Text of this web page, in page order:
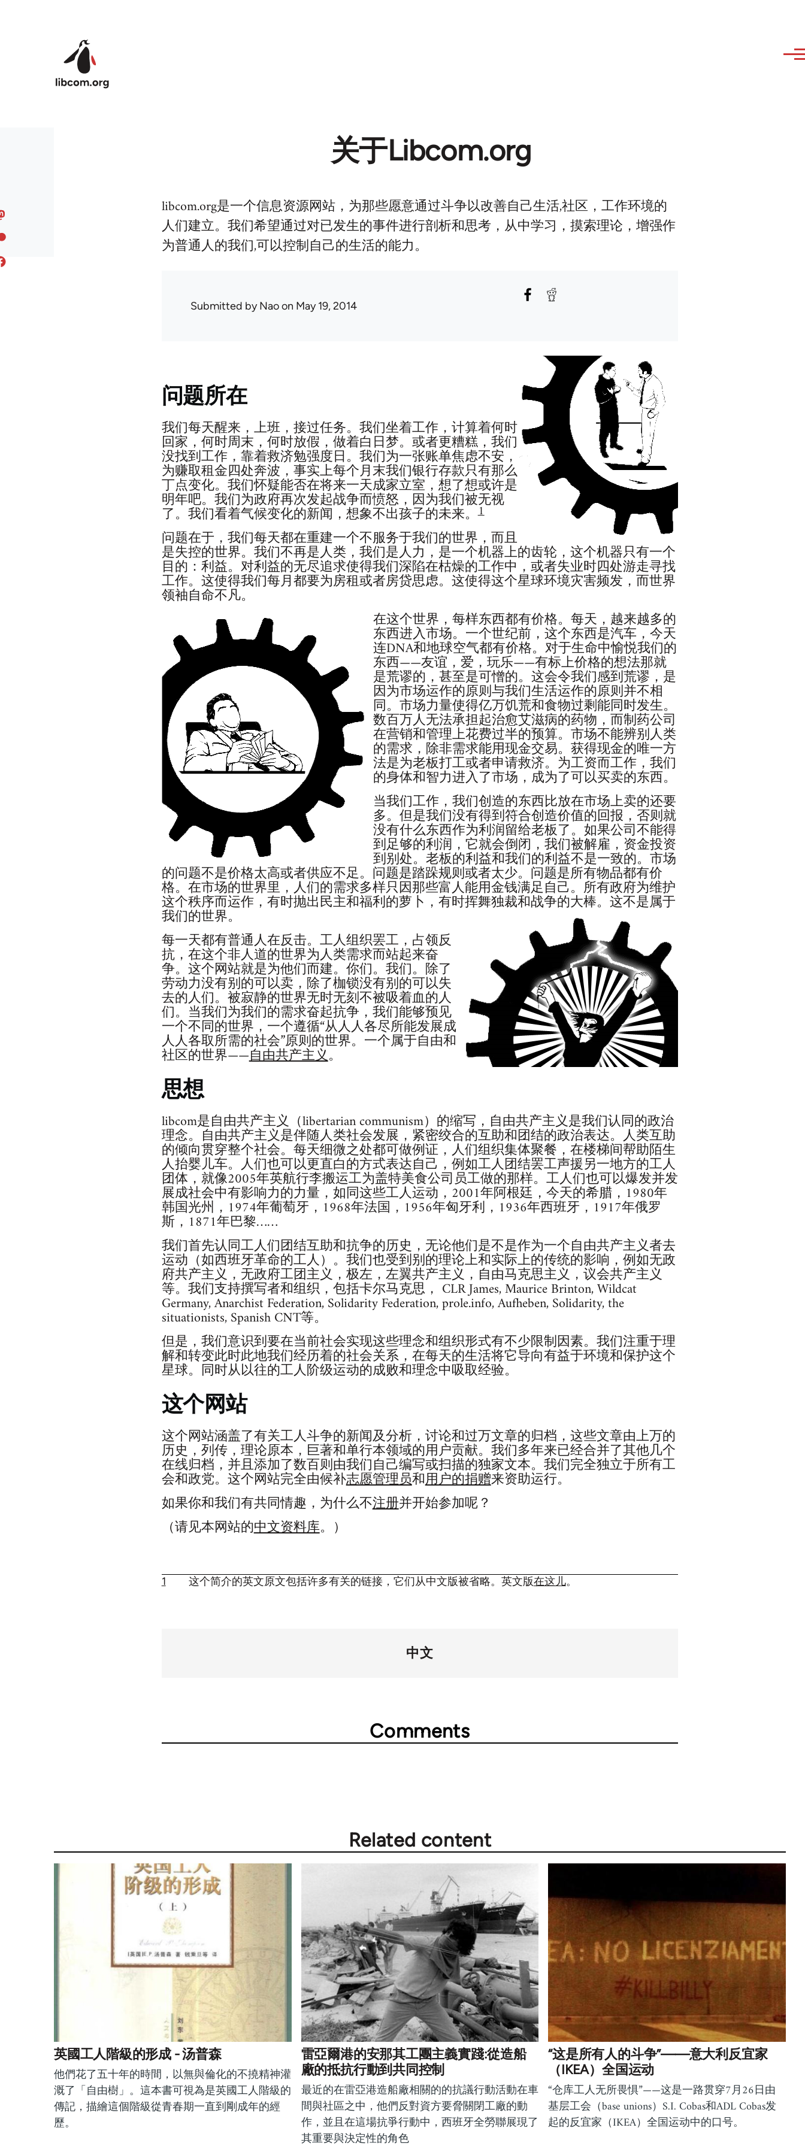
关于Libcom.org
libcom.org是一个信息资源网站，为那些愿意通过斗争以改善自己生活,社区，工作环境的
人们建立。我们希望通过对已发生的事件进行剖析和思考，从中学习，摸索理论，增强作
为普通人的我们,可以控制自己的生活的能力。
Submitted byNaoon May 19, 2014
问题所在
我们每天醒来，上班，接过任务。我们坐着工作，计算着何时
回家，何时周末，何时放假，做着白日梦。或者更糟糕，我们
没找到工作，靠着救济勉强度日。我们为一张账单焦虑不安，
为赚取租金四处奔波，事实上每个月末我们银行存款只有那么
丁点变化。我们怀疑能否在将来一天成家立室，想了想或许是
明年吧。我们为政府再次发起战争而愤怒，因为我们被无视
了。我们看着气候变化的新闻，想象不出孩子的未来。1
问题在于，我们每天都在重建一个不服务于我们的世界，而且
是失控的世界。我们不再是人类，我们是人力，是一个机器上的齿轮，这个机器只有一个
目的：利益。对利益的无尽追求使得我们深陷在枯燥的工作中，或者失业时四处游走寻找
工作。这使得我们每月都要为房租或者房贷思虑。这使得这个星球环境灾害频发，而世界
领袖自命不凡。
在这个世界，每样东西都有价格。每天，越来越多的
东西进入市场。一个世纪前，这个东西是汽车，今天
连DNA和地球空气都有价格。对于生命中愉悦我们的
东西——友谊，爱，玩乐——有标上价格的想法那就
是荒谬的，甚至是可憎的。这会令我们感到荒谬，是
因为市场运作的原则与我们生活运作的原则并不相
同。市场力量使得亿万饥荒和食物过剩能同时发生。
数百万人无法承担起治愈艾滋病的药物，而制药公司
在营销和管理上花费过半的预算。市场不能辨别人类
的需求，除非需求能用现金交易。获得现金的唯一方
法是为老板打工或者申请救济。为工资而工作，我们
的身体和智力进入了市场，成为了可以买卖的东西。
当我们工作，我们创造的东西比放在市场上卖的还要
多。但是我们没有得到符合创造价值的回报，否则就
没有什么东西作为利润留给老板了。如果公司不能得
到足够的利润，它就会倒闭，我们被解雇，资金投资
到别处。老板的利益和我们的利益不是一致的。市场
的问题不是价格太高或者供应不足。问题是踏跺规则或者太少。问题是所有物品都有价
格。在市场的世界里，人们的需求多样只因那些富人能用金钱满足自己。所有政府为维护
这个秩序而运作，有时抛出民主和福利的萝卜，有时挥舞独裁和战争的大棒。这不是属于
我们的世界。
每一天都有普通人在反击。工人组织罢工，占领反
抗，在这个非人道的世界为人类需求而站起来奋
争。这个网站就是为他们而建。你们。我们。除了
劳动力没有别的可以卖，除了枷锁没有别的可以失
去的人们。被寂静的世界无时无刻不被吸着血的人
们。当我们为我们的需求奋起抗争，我们能够预见
一个不同的世界，一个遵循“从人人各尽所能发展成
人人各取所需的社会”原则的世界。一个属于自由和
社区的世界——自由共产主义。
思想
libcom是自由共产主义（libertarian communism）的缩写，自由共产主义是我们认同的政治
理念。自由共产主义是伴随人类社会发展，紧密绞合的互助和团结的政治表达。人类互助
的倾向贯穿整个社会。每天细微之处都可做例证，人们组织集体聚餐，在楼梯间帮助陌生
人抬婴儿车。人们也可以更直白的方式表达自己，例如工人团结罢工声援另一地方的工人
团体，就像2005年英航行李搬运工为盖特美食公司员工做的那样。工人们也可以爆发并发
展成社会中有影响力的力量，如同这些工人运动，2001年阿根廷，今天的希腊，1980年
韩国光州，1974年葡萄牙，1968年法国，1956年匈牙利，1936年西班牙，1917年俄罗
斯，1871年巴黎……
我们首先认同工人们团结互助和抗争的历史，无论他们是不是作为一个自由共产主义者去
运动（如西班牙革命的工人）。我们也受到别的理论上和实际上的传统的影响，例如无政
府共产主义，无政府工团主义，极左，左翼共产主义，自由马克思主义，议会共产主义
等。我们支持撰写者和组织，包括卡尔马克思， CLR James, Maurice Brinton, Wildcat
Germany, Anarchist Federation, Solidarity Federation, prole.info, Aufheben, Solidarity, the
situationists, Spanish CNT等。
但是，我们意识到要在当前社会实现这些理念和组织形式有不少限制因素。我们注重于理
解和转变此时此地我们经历着的社会关系，在每天的生活将它导向有益于环境和保护这个
星球。同时从以往的工人阶级运动的成败和理念中吸取经验。
这个网站
这个网站涵盖了有关工人斗争的新闻及分析，讨论和过万文章的归档，这些文章由上万的
历史，列传，理论原本，巨著和单行本领域的用户贡献。我们多年来已经合并了其他几个
在线归档，并且添加了数百则由我们自己编写或扫描的独家文本。我们完全独立于所有工
会和政党。这个网站完全由候补志愿管理员和用户的捐赠来资助运行。
如果你和我们有共同情趣，为什么不注册并开始参加呢？
（请见本网站的中文资料库。）
1 这个简介的英文原文包括许多有关的链接，它们从中文版被省略。英文版在这儿。
中文
Comments
Related content
英國工人階級的形成 - 汤普森
他們花了五十年的時間，以無與倫化的不撓精神灌
溉了「自由樹」。這本書可視為是英國工人階級的
傳記，描繪這個階級從青春期一直到剛成年的經
歷。
雷亞爾港的安那其工團主義實踐:從造船
廠的抵抗行動到共同控制
最近的在雷亞港造船廠相關的的抗議行動活動在車
間與社區之中，他們反對資方要脅關閉工廠的動
作，並且在這場抗爭行動中，西班牙全勞聯展現了
其重要與決定性的角色
“这是所有人的斗争”——意大利反宜家
（IKEA）全国运动
“仓库工人无所畏惧”——这是一路贯穿7月26日由
基层工会（base unions）S.I. Cobas和ADL Cobas发
起的反宜家（IKEA）全国运动中的口号。